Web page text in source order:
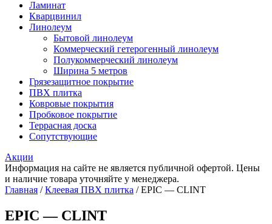
Ламинат
Кварцвинил
Линолеум
Бытовой линолеум
Коммерческий гетерогенный линолеум
Полукоммерческий линолеум
Ширина 5 метров
Грязезащитное покрытие
ПВХ плитка
Ковровые покрытия
Пробковое покрытие
Террасная доска
Сопутствующие
Акции
Информация на сайте не является публичной офертой. Цены
и наличие товара уточняйте у менеджера.
Главная /Клеевая ПВХ плитка / EPIC — CLINT
EPIC — CLINT